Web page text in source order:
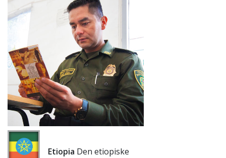
Etiopia Den etiopiske